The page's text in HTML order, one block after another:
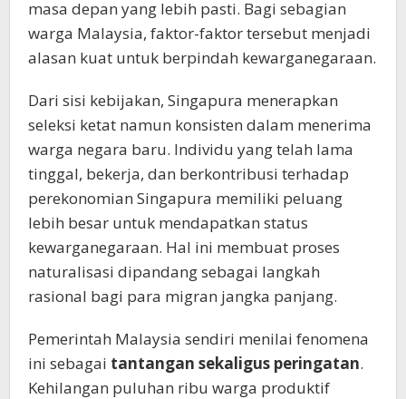
masa depan yang lebih pasti. Bagi sebagian
warga Malaysia, faktor-faktor tersebut menjadi
alasan kuat untuk berpindah kewarganegaraan.
Dari sisi kebijakan, Singapura menerapkan
seleksi ketat namun konsisten dalam menerima
warga negara baru. Individu yang telah lama
tinggal, bekerja, dan berkontribusi terhadap
perekonomian Singapura memiliki peluang
lebih besar untuk mendapatkan status
kewarganegaraan. Hal ini membuat proses
naturalisasi dipandang sebagai langkah
rasional bagi para migran jangka panjang.
Pemerintah Malaysia sendiri menilai fenomena
ini sebagai tantangan sekaligus peringatan.
Kehilangan puluhan ribu warga produktif